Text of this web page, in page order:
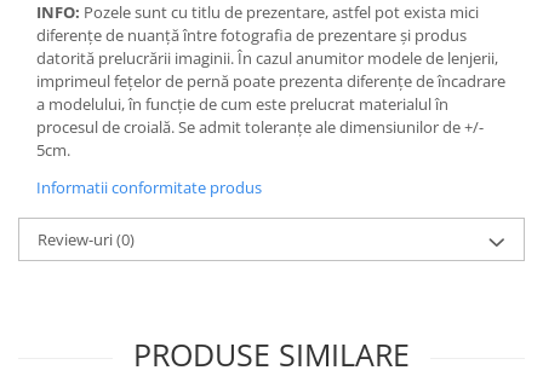
INFO: Pozele sunt cu titlu de prezentare, astfel pot exista mici
diferențe de nuanță între fotografia de prezentare și produs
datorită prelucrării imaginii. În cazul anumitor modele de lenjerii,
imprimeul fețelor de pernă poate prezenta diferențe de încadrare
a modelului, în funcție de cum este prelucrat materialul în
procesul de croială. Se admit toleranțe ale dimensiunilor de +/-
5cm.
Informatii conformitate produs
Review-uri(0)
PRODUSE SIMILARE